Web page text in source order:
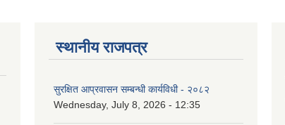
स्थानीय राजपत्र
सुरक्षित आप्रवासन सम्बन्धी कार्यविधी - २०८२
Wednesday, July 8, 2026 - 12:35